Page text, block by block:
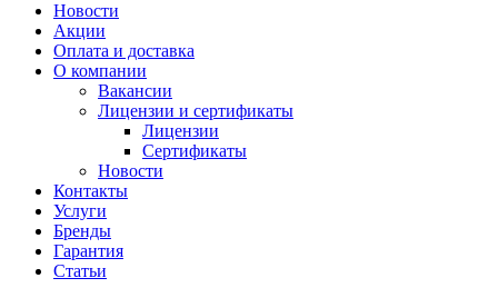
Новости
Акции
Оплата и доставка
О компании
Вакансии
Лицензии и сертификаты
Лицензии
Сертификаты
Новости
Контакты
Услуги
Бренды
Гарантия
Статьи